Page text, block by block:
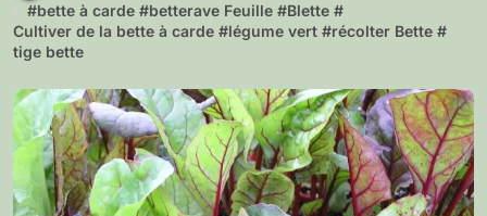
#bette à carde #betterave Feuille #Blette #
Cultiver de la bette à carde #légume vert #récolter Bette #
tige bette